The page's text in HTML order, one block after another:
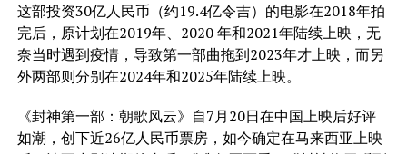
这部投资30亿人民币（约19.4亿令吉）的电影在2018年拍
完后，原计划在2019年、2020 年和2021年陆续上映，无
奈当时遇到疫情，导致第一部曲拖到2023年才上映，而另
外两部则分别在2024年和2025年陆续上映。
《封神第一部：朝歌风云》自7月20日在中国上映后好评
如潮，创下近26亿人民币票房，如今确定在马来西亚上映